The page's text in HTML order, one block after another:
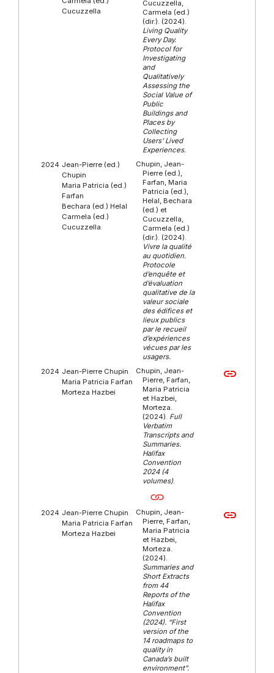
Cucuzzella
Cucuzzella,
Carmela (ed.)
(dir.). (2024).
Living Quality
Every Day.
Protocol for
Investigating
and
Qualitatively
Assessing the
Social Value of
Public
Buildings and
Places by
Collecting
Users’ Lived
Experiences.
2024 Jean-Pierre (ed.)
Chupin
Maria Patricia (ed.)
Farfan
Bechara (ed.) Helal
Carmela (ed.)
Cucuzzella
Chupin, Jean-
Pierre (ed.),
Farfan, Maria
Patricia (ed.),
Helal, Bechara
(ed.) et
Cucuzzella,
Carmela (ed.)
(dir.). (2024).
Vivre la qualité
au quotidien.
Protocole
d’enquête et
d’évaluation
qualitative de la
valeur sociale
des édifices et
lieux publics
par le recueil
d’expériences
vécues par les
usagers.
2024 Jean-Pierre Chupin
Maria Patricia Farfan
Morteza Hazbei
Chupin, Jean-
Pierre, Farfan,
Maria Patricia
et Hazbei,
Morteza.
(2024). Full
Verbatim
Transcripts and
Summaries.
Halifax
Convention
2024 (4
volumes).
link
2024 Jean-Pierre Chupin
Maria Patricia Farfan
Morteza Hazbei
Chupin, Jean-
Pierre, Farfan,
Maria Patricia
et Hazbei,
Morteza.
(2024).
Summaries and
Short Extracts
from 44
Reports of the
Halifax
Convention
(2024). “First
version of the
14 roadmaps to
quality in
Canada’s built
environment”.
link